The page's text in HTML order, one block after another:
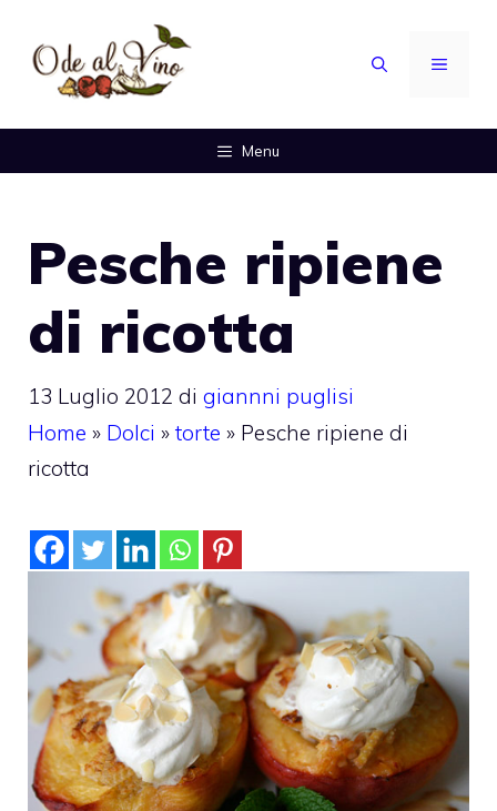
contenuto
MENU
Menu
Pesche ripiene
di ricotta
13 Luglio 2012 di giannni puglisi
Home » Dolci » torte » Pesche ripiene di
ricotta